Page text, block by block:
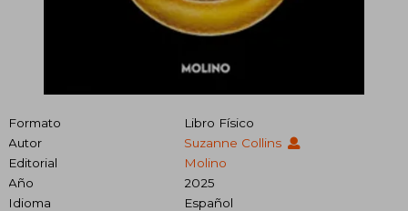
Formato
Libro Físico
Autor
Suzanne Collins
Editorial
Molino
Año
2025
Idioma
Español